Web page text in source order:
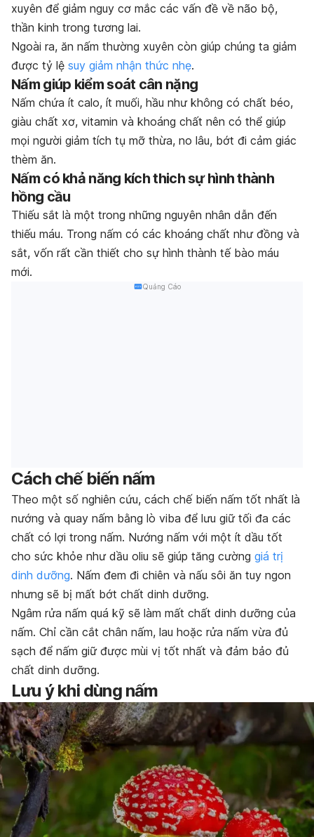
xuyên để giảm nguy cơ mắc các vấn đề về não bộ,
thần kinh trong tương lai.
Ngoài ra, ăn nấm thường xuyên còn giúp chúng ta giảm
được tỷ lệ suy giảm nhận thức nhẹ.
Nấm giúp kiểm soát cân nặng
Nấm chứa ít calo, ít muối, hầu như không có chất béo,
giàu chất xơ, vitamin và khoáng chất nên có thể giúp
mọi người giảm tích tụ mỡ thừa, no lâu, bớt đi cảm giác
thèm ăn.
Nấm có khả năng kích thich sự hình thành
hồng cầu
Thiếu sắt là một trong những nguyên nhân dẫn đến
thiếu máu. Trong nấm có các khoáng chất như đồng và
sắt, vốn rất cần thiết cho sự hình thành tế bào máu
mới.
Quảng Cáo
Cách chế biến nấm
Theo một số nghiên cứu, cách chế biến nấm tốt nhất là
nướng và quay nấm bằng lò viba để lưu giữ tối đa các
chất có lợi trong nấm. Nướng nấm với một ít dầu tốt
cho sức khỏe như dầu oliu sẽ giúp tăng cường giá trị
dinh dưỡng. Nấm đem đi chiên và nấu sôi ăn tuy ngon
nhưng sẽ bị mất bớt chất dinh dưỡng.
Ngâm rửa nấm quá kỹ sẽ làm mất chất dinh dưỡng của
nấm. Chỉ cần cắt chân nấm, lau hoặc rửa nấm vừa đủ
sạch để nấm giữ được mùi vị tốt nhất và đảm bảo đủ
chất dinh dưỡng.
Lưu ý khi dùng nấm